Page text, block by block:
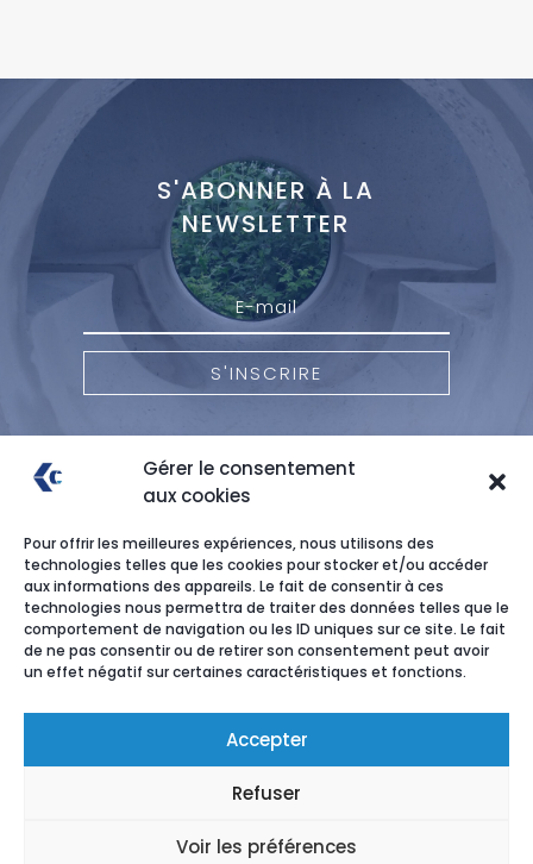
Gérer le consentement
aux cookies
Pour offrir les meilleures expériences, nous utilisons des
technologies telles que les cookies pour stocker et/ou accéder
aux informations des appareils. Le fait de consentir à ces
technologies nous permettra de traiter des données telles que le
comportement de navigation ou les ID uniques sur ce site. Le fait
de ne pas consentir ou de retirer son consentement peut avoir
un effet négatif sur certaines caractéristiques et fonctions.
Accepter
Refuser
Voir les préférences
S'ABONNER À LA
NEWSLETTER
S'INSCRIRE
Recrutement
Mentions légales